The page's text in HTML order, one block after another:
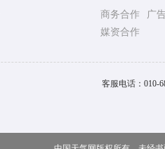
商务合作
广
媒资合作
客服电话： 010-